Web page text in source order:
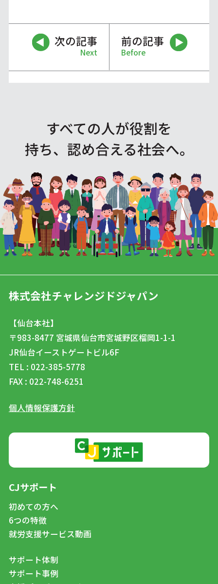
次の記事
Next
前の記事
Before
すべての人が役割を
持ち、認め合える社会へ。
株式会社チャレンジドジャパン
【仙台本社】
〒983-8477 宮城県仙台市宮城野区榴岡1-1-1
JR仙台イーストゲートビル6F
TEL : 022-385-5778
FAX : 022-748-6251
個人情報保護方針
CJサポート
初めての方へ
6つの特徴
就労支援サービス動画
サポート体制
サポート事例